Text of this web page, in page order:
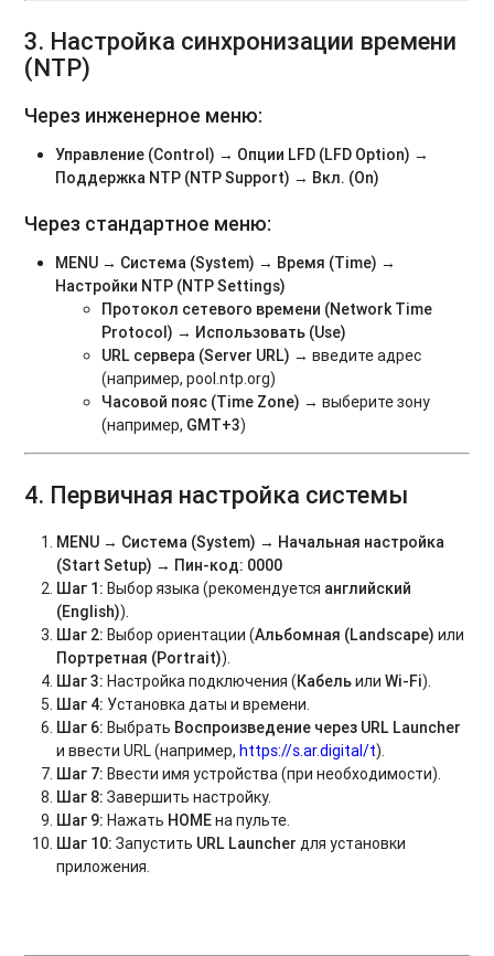
3. Настройка синхронизации времени
(NTP)
Через инженерное меню:
Управление (Control) → Опции LFD (LFD Option) →
Поддержка NTP (NTP Support) → Вкл. (On)
Через стандартное меню:
MENU → Система (System) → Время (Time) →
Настройки NTP (NTP Settings)
Протокол сетевого времени (Network Time
Protocol) → Использовать (Use)
URL сервера (Server URL) → введите адрес
(например, pool.ntp.org)
Часовой пояс (Time Zone) → выберите зону
(например, GMT+3)
4. Первичная настройка системы
MENU → Система (System) → Начальная настройка
(Start Setup) → Пин-код: 0000
Шаг 1: Выбор языка (рекомендуется английский
(English)).
Шаг 2: Выбор ориентации (Альбомная (Landscape) или
Портретная (Portrait)).
Шаг 3: Настройка подключения (КабельилиWi-Fi).
Шаг 4: Установка даты и времени.
Шаг 6: Выбрать Воспроизведение через URL Launcher
и ввести URL (например,https://s.ar.digital/t).
Шаг 7: Ввести имя устройства (при необходимости).
Шаг 8: Завершить настройку.
Шаг 9: Нажать HOMEна пульте.
Шаг 10: Запустить URL Launcher для установки
приложения.